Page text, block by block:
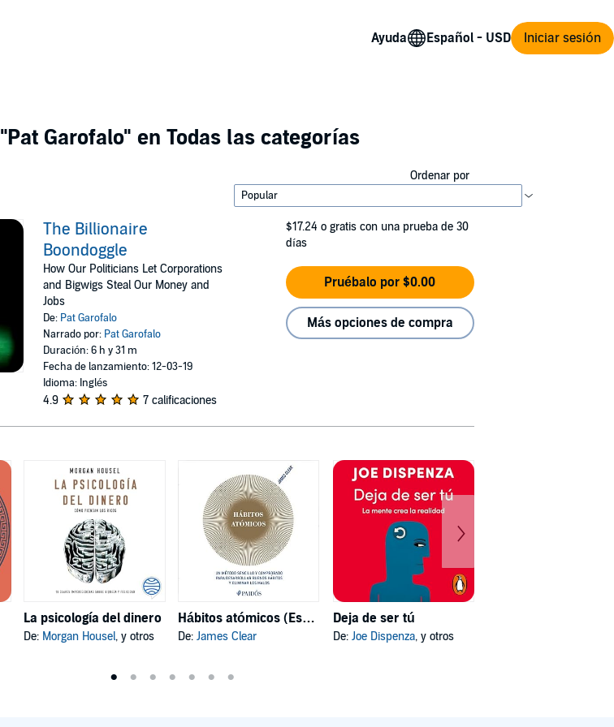
Ayuda Iniciar sesión
"Pat Garofalo" en Todas las categorías
Ordenar por
The Billionaire
Boondoggle
How Our Politicians Let Corporations
and Bigwigs Steal Our Money and
Jobs
De: Pat Garofalo
Narrado por: Pat Garofalo
Duración: 6 h y 31 m
Fecha de lanzamiento: 12-03-19
Idioma: Inglés
4.9 7 calificaciones
$17.24 o gratis con una prueba de 30
días
Pruébalo por $0.00
Más opciones de compra
La psicología del dinero
De: Morgan Housel, y otros
Hábitos atómicos (Español neutro)
De: James Clear
Deja de ser tú
De: Joe Dispenza, y otros